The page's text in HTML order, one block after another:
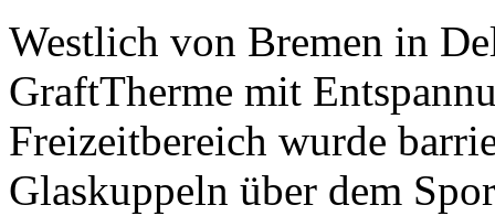
Westlich von Bremen in
GraftTherme mit
Freizeitbereich wurde
Glaskuppeln über dem